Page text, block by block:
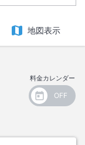
地図表示
料金カレンダー